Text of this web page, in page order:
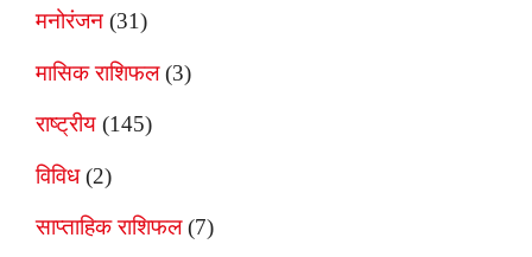
मनोरंजन (31)
मासिक राशिफल(3)
राष्ट्रीय (145)
विविध(2)
साप्ताहिक राशिफल(7)